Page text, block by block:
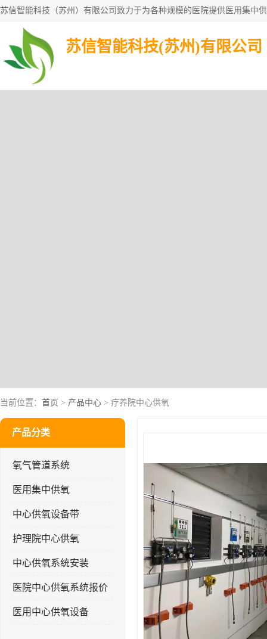
苏信智能科技(苏州)有限公司
当前位置： 首页 > 产品中心 > 疗养院中心供氧
产品分类
氧气管道系统
医用集中供氧
中心供氧设备带
护理院中心供氧
中心供氧系统安装
医院中心供氧系统报价
医用中心供氧设备